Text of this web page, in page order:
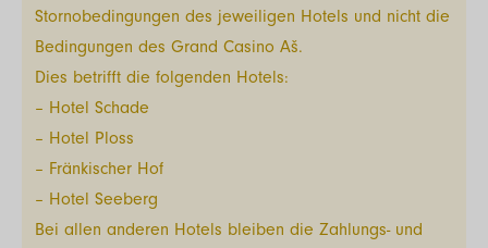
Stornobedingungen des jeweiligen Hotels und nicht die
Bedingungen des Grand Casino Aš.
Dies betrifft die folgenden Hotels:
– Hotel Schade
– Hotel Ploss
– Fränkischer Hof
– Hotel Seeberg
Bei allen anderen Hotels bleiben die Zahlungs- und